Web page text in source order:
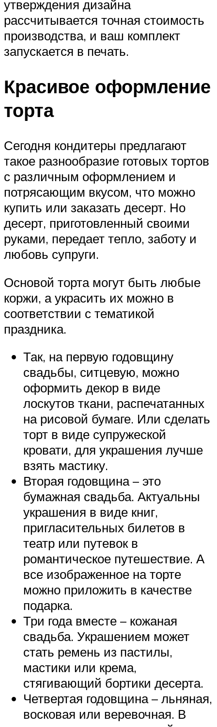
утверждения дизайна
рассчитывается точная стоимость
производства, и ваш комплект
запускается в печать.
Красивое оформление
торта
Сегодня кондитеры предлагают
такое разнообразие готовых тортов
с различным оформлением и
потрясающим вкусом, что можно
купить или заказать десерт. Но
десерт, приготовленный своими
руками, передает тепло, заботу и
любовь супруги.
Основой торта могут быть любые
коржи, а украсить их можно в
соответствии с тематикой
праздника.
Так, на первую годовщину
свадьбы, ситцевую, можно
оформить декор в виде
лоскутов ткани, распечатанных
на рисовой бумаге. Или сделать
торт в виде супружеской
кровати, для украшения лучше
взять мастику.
Вторая годовщина – это
бумажная свадьба. Актуальны
украшения в виде книг,
пригласительных билетов в
театр или путевок в
романтическое путешествие. А
все изображенное на торте
можно приложить в качестве
подарка.
Три года вместе – кожаная
свадьба. Украшением может
стать ремень из пастилы,
мастики или крема,
стягивающий бортики десерта.
Четвертая годовщина – льняная,
восковая или веревочная. В